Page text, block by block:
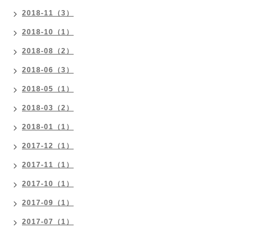
2018-11（3）
2018-10（1）
2018-08（2）
2018-06（3）
2018-05（1）
2018-03（2）
2018-01（1）
2017-12（1）
2017-11（1）
2017-10（1）
2017-09（1）
2017-07（1）